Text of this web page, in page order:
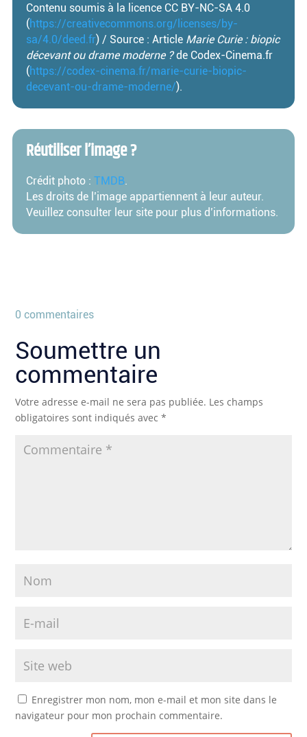
Contenu soumis à la licence CC BY-NC-SA 4.0
(https://creativecommons.org/licenses/by-
sa/4.0/deed.fr) / Source : Article Marie Curie : biopic
décevant ou drame moderne ? de Codex-Cinema.fr
(https://codex-cinema.fr/marie-curie-biopic-
decevant-ou-drame-moderne/).
Réutiliser l’image ?
Crédit photo : TMDB.
Les droits de l’image appartiennent à leur auteur.
Veuillez consulter leur site pour plus d’informations.
0 commentaires
Soumettre un
commentaire
Votre adresse e-mail ne sera pas publiée. Les champs
obligatoires sont indiqués avec*
Enregistrer mon nom, mon e-mail et mon site dans le
navigateur pour mon prochain commentaire.